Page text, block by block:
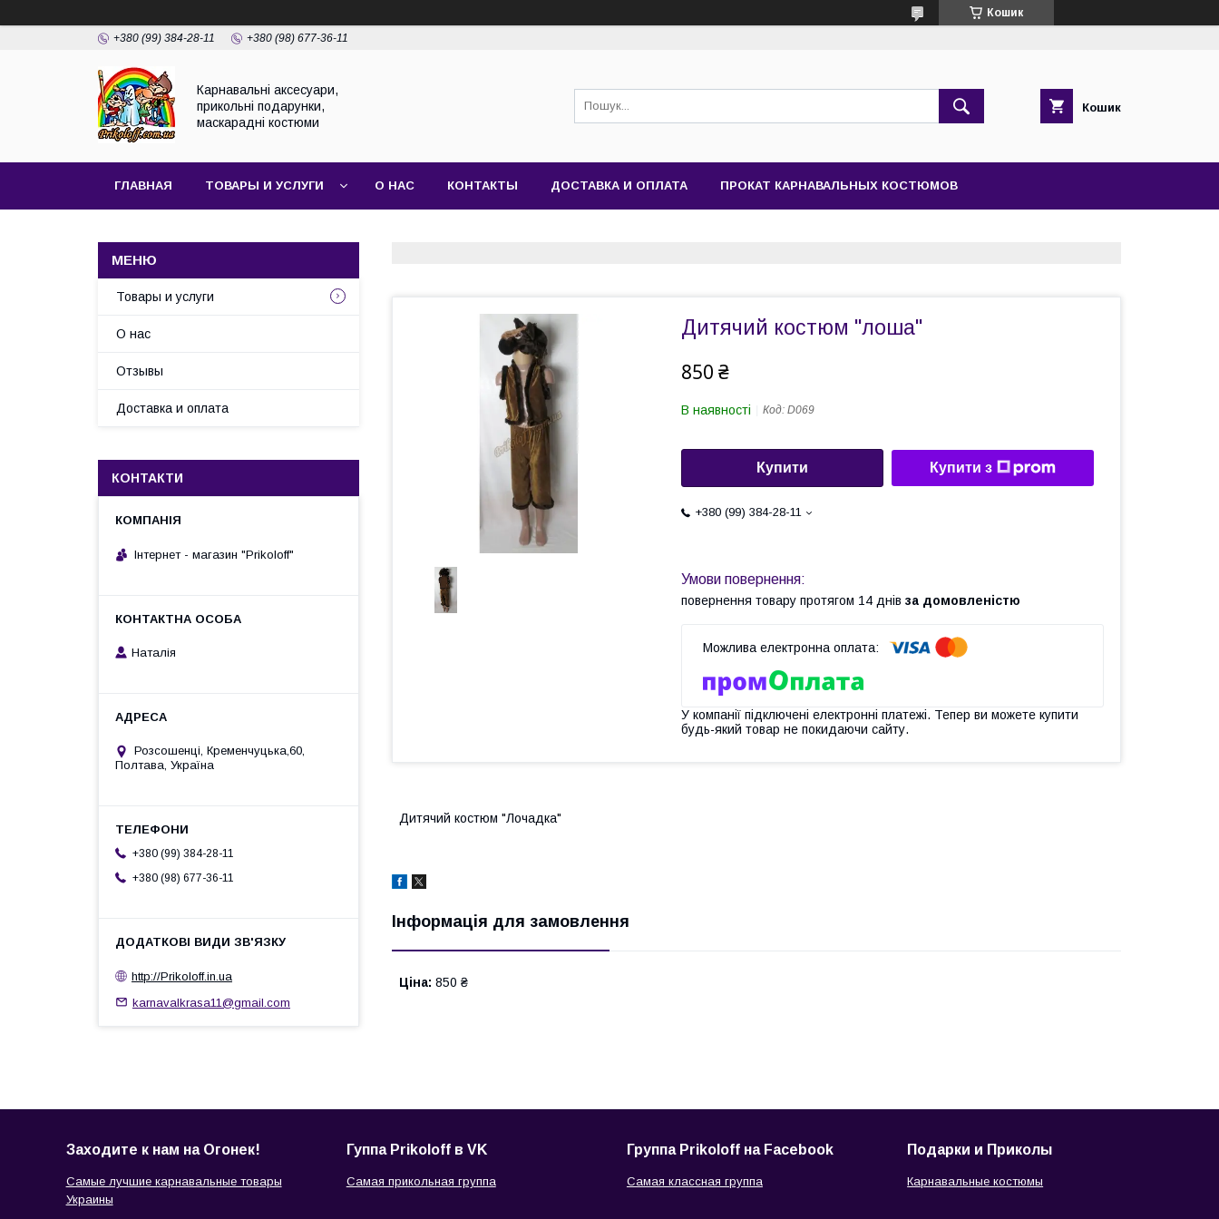
Кошик
+380 (99) 384-28-11 +380 (98) 677-36-11
Карнавальні аксесуари,
прикольні подарунки,
маскарадні костюми
Кошик
ГЛАВНАЯ ТОВАРЫ И УСЛУГИ О НАС КОНТАКТЫ ДОСТАВКА И ОПЛАТА ПРОКАТ КАРНАВАЛЬНЫХ КОСТЮМОВ
Дитячий костюм "лоша"
850 ₴
В наявності Код: D069
Купити Купити з
+380 (99) 384-28-11
повернення товару протягом 14 днів за домовленістю
У компанії підключені електронні платежі. Тепер ви можете купити
будь-який товар не покидаючи сайту.
Дитячий костюм "Лочадка"
Інформація для замовлення
Ціна: 850 ₴
Товары и услуги
О нас
Отзывы
Доставка и оплата
КОНТАКТИ
Інтернет - магазин "Prikoloff"
Наталія
Розсошенці, Кременчуцька,60,
Полтава, Україна
+380 (99) 384-28-11
+380 (98) 677-36-11
http://Prikoloff.in.ua
karnavalkrasa11@gmail.com
Заходите к нам на Огонек!
Самые лучшие карнавальные товары
Украины
Гуппа Prikoloff в VK
Самая прикольная группа
Группа Prikoloff на Facebook
Самая классная группа
Подарки и Приколы
Карнавальные костюмы